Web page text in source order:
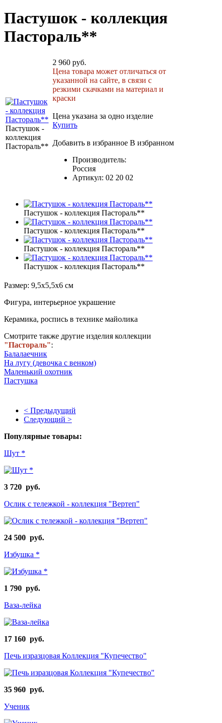
Пастушок - коллекция
Пастораль**
Пастушок -
коллекция
Пастораль**
2 960 руб.
Цена товара может отличаться от
указанной на сайте, в связи с
резкими скачками на материал и
краски
Цена указана за одно изделие
Купить
Добавить в избранное В избранном
Производитель:
Россия
Артикул: 02 20 02
Пастушок - коллекция Пастораль**
Пастушок - коллекция Пастораль**
Пастушок - коллекция Пастораль**
Пастушок - коллекция Пастораль**
Размер: 9,5х5,5х6 см
Фигура, интерьерное украшение
Керамика, роспись в технике майолика
Смотрите также другие изделия коллекции
"Пастораль":
Балалаечник
На лугу (девочка с венком)
Маленький охотник
Пастушка
< Предыдущий
Следующий >
Популярные товары:
Шут *
3 720 руб.
Ослик с тележкой - коллекция "Вертеп"
24 500 руб.
Избушка *
1 790 руб.
Ваза-лейка
17 160 руб.
Печь изразцовая Коллекция "Купечество"
35 960 руб.
Ученик